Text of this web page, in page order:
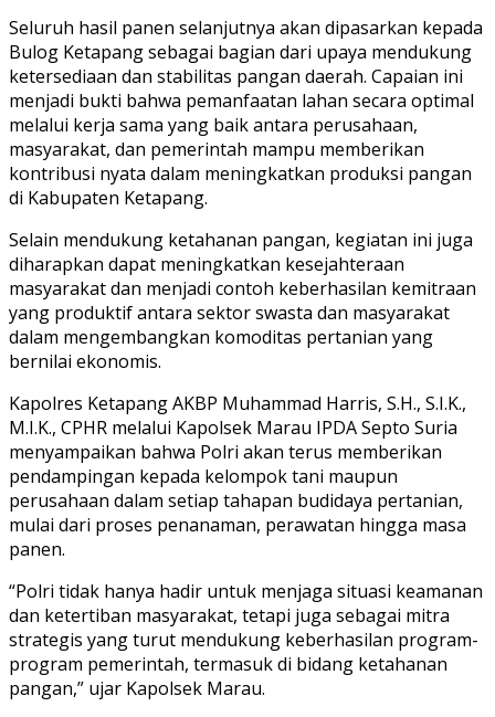
Seluruh hasil panen selanjutnya akan dipasarkan kepada
Bulog Ketapang sebagai bagian dari upaya mendukung
ketersediaan dan stabilitas pangan daerah. Capaian ini
menjadi bukti bahwa pemanfaatan lahan secara optimal
melalui kerja sama yang baik antara perusahaan,
masyarakat, dan pemerintah mampu memberikan
kontribusi nyata dalam meningkatkan produksi pangan
di Kabupaten Ketapang.
Selain mendukung ketahanan pangan, kegiatan ini juga
diharapkan dapat meningkatkan kesejahteraan
masyarakat dan menjadi contoh keberhasilan kemitraan
yang produktif antara sektor swasta dan masyarakat
dalam mengembangkan komoditas pertanian yang
bernilai ekonomis.
Kapolres Ketapang AKBP Muhammad Harris, S.H., S.I.K.,
M.I.K., CPHR melalui Kapolsek Marau IPDA Septo Suria
menyampaikan bahwa Polri akan terus memberikan
pendampingan kepada kelompok tani maupun
perusahaan dalam setiap tahapan budidaya pertanian,
mulai dari proses penanaman, perawatan hingga masa
panen.
“Polri tidak hanya hadir untuk menjaga situasi keamanan
dan ketertiban masyarakat, tetapi juga sebagai mitra
strategis yang turut mendukung keberhasilan program-
program pemerintah, termasuk di bidang ketahanan
pangan,” ujar Kapolsek Marau.